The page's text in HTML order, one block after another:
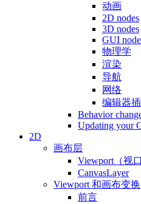
动画
2D nodes
3D nodes
GUI
物理学
渲染
导航
网络
编辑器
Behavior
Updating your
2D
画布层
Viewport（视
CanvasLayer
Viewport 和画布变换
前言